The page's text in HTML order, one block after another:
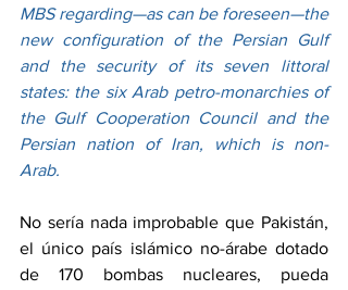
MBS regarding—as can be foreseen—the
new configuration of the Persian Gulf
and the security of its seven littoral
states: the six Arab petro-monarchies of
the Gulf Cooperation Council and the
Persian nation of Iran, which is non-
Arab.
No sería nada improbable que Pakistán,
el único país islámico no-árabe dotado
de 170 bombas nucleares, pueda